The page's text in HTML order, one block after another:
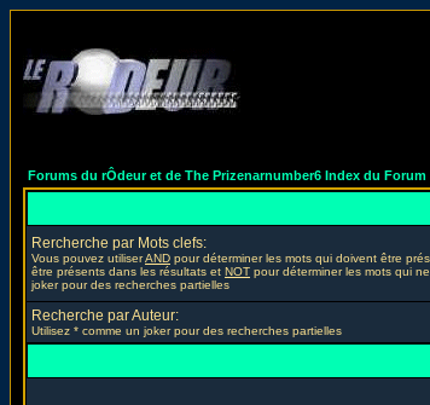
Forums du rÔdeur et de The Prizenarnumber6 Index du Forum
Rercherche par Mots clefs:
Vous pouvez utiliserAND pour déterminer les mots qui doivent être
être présents dans les résultats et NOT pour déterminer les mots qui
joker pour des recherches partielles
Recherche par Auteur:
Utilisez * comme un joker pour des recherches partielles